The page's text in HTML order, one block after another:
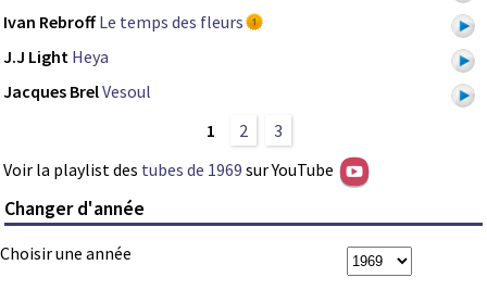
Ivan Rebroff Le temps des fleurs
J.J Light Heya
Jacques BrelVesoul
1
2
3
Voir la playlist des tubes de 1969 sur YouTube
Changer d'année
Choisir une année